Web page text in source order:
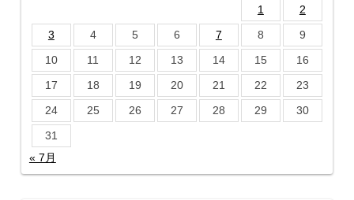
1
2
3
4 5 6 7 8
9
10
11 12 13 14 15
16
17
18 19 20 21 22
23
24
25 26 27 28 29
30
31
« 7月